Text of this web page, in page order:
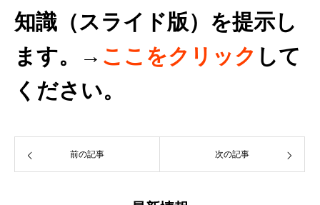
知識（スライド版）を提示し
ます。→ ここをクリック して
ください。
前の記事 次の記事